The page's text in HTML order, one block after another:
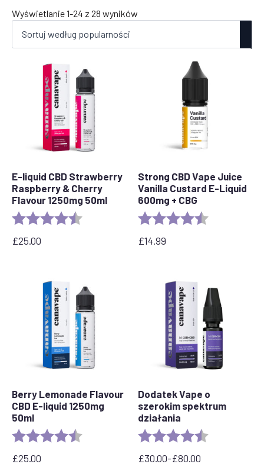
Wyświetlanie 1-24 z 28 wyników
E-liquid CBD Strawberry
Raspberry & Cherry
Flavour 1250mg 50ml
Ocena: 4,7 na 5 gwiazdek
£25.00
Strong CBD Vape Juice
Vanilla Custard E-Liquid
600mg + CBG
Ocena:
£14.99
Berry Lemonade Flavour
CBD E-liquid 1250mg
50ml
Ocena: 4,5 na 5 gwiazdek
£25.00
Dodatek Vape o
szerokim spektrum
działania
Ocena:
£30.00-£80.00